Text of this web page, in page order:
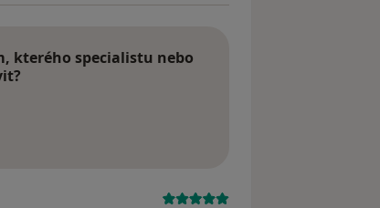
kterého specialistu nebo